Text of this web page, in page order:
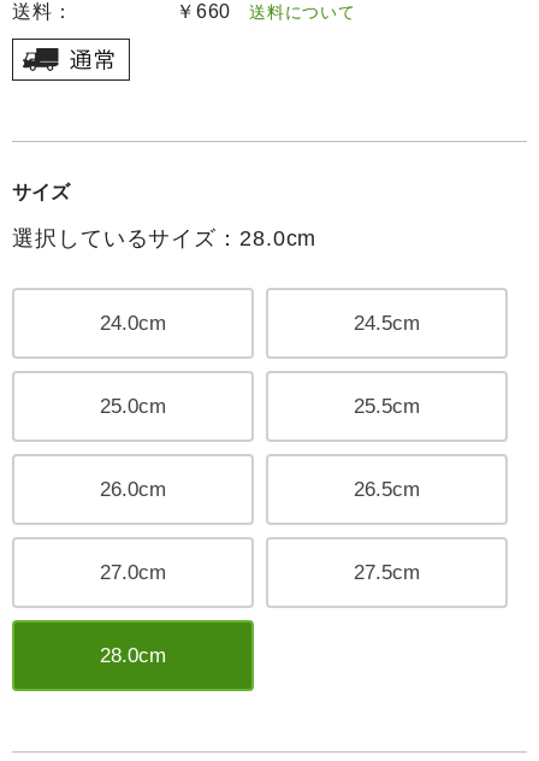
送料：
￥660 送料について
サイズ
選択しているサイズ：28.0cm
24.0cm 24.5cm
25.0cm 25.5cm
26.0cm 26.5cm
27.0cm 27.5cm
28.0cm